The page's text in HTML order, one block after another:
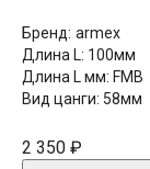
Бренд: armex
Длина L: 100мм
Длина L мм: FMB
Вид цанги: 58мм
2 350 ₽